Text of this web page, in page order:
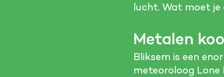
lucht. Wat moet je
Metalen
Bliksem is een
meteoroloog